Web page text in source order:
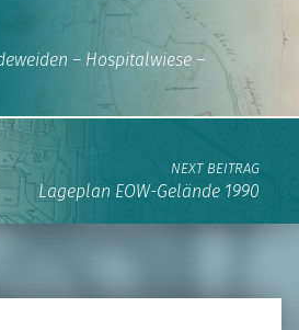
– Hospitalwiese –
NEXT BEITRAG
Lageplan EOW-Gelände 1990